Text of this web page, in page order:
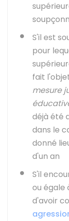
S'il est
pour
fait
mesure
déjà été
dans le
donné
d'un an
S'il
ou égale
d'avoir